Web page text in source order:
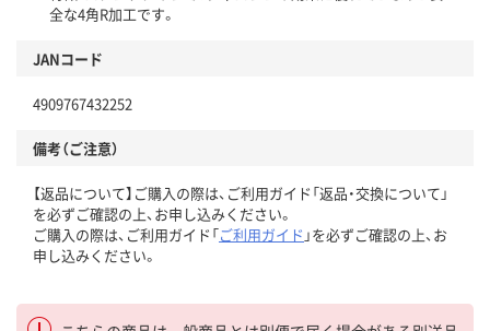
全な4角R加工です。
JANコード
4909767432252
備考（ご注意）
【返品について】ご購入の際は、ご利用ガイド「返品・交換について」
を必ずご確認の上、お申し込みください。
ご購入の際は、ご利用ガイド「ご利用ガイド 」を必ずご確認の上、お
申し込みください。